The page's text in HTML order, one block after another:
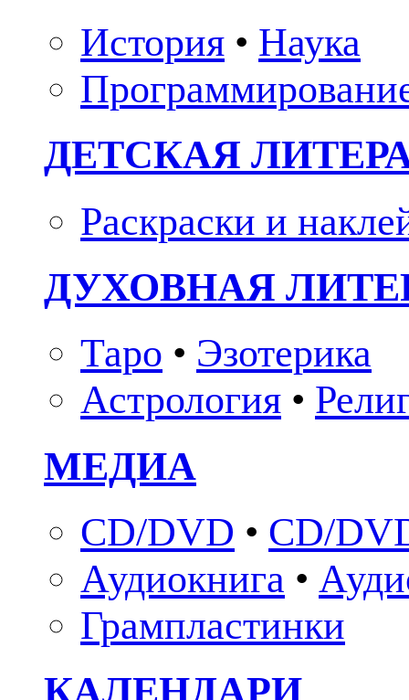
История • Наука
ДЕТСКАЯ
Раскраски и
ДУХОВНАЯ
Таро • Эзотерика
Астрология •
МЕДИА
CD/DVD • CD/
Аудиокнига •
Грампластинки